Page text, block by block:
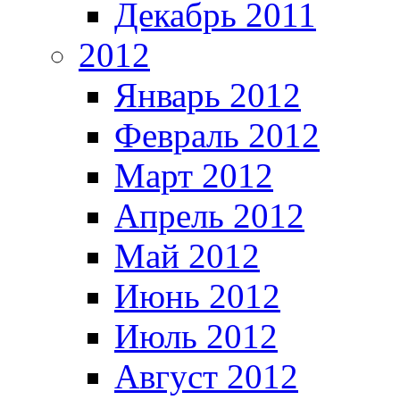
Декабрь 2011
2012
Январь 2012
Февраль 2012
Март 2012
Апрель 2012
Май 2012
Июнь 2012
Июль 2012
Август 2012